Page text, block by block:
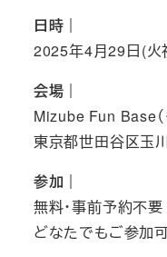
日時｜
2025年4月29日(
会場｜
Mizube Fun Base
東京都世田谷区玉
参加｜
無料・事前予約不
どなたでもご参加